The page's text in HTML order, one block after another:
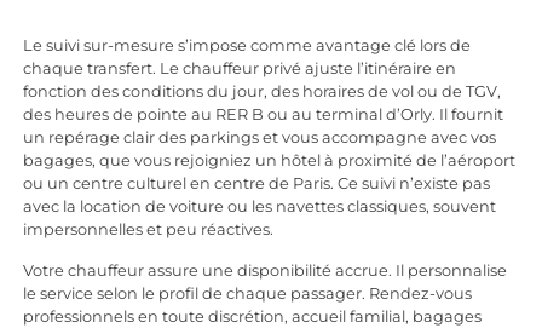
Le suivi sur-mesure s’impose comme avantage clé lors de
chaque transfert. Le chauffeur privé ajuste l’itinéraire en
fonction des conditions du jour, des horaires de vol ou de TGV,
des heures de pointe au RER B ou au terminal d’Orly. Il fournit
un repérage clair des parkings et vous accompagne avec vos
bagages, que vous rejoigniez un hôtel à proximité de l’aéroport
ou un centre culturel en centre de Paris. Ce suivi n’existe pas
avec la location de voiture ou les navettes classiques, souvent
impersonnelles et peu réactives.
Votre chauffeur assure une disponibilité accrue. Il personnalise
le service selon le profil de chaque passager. Rendez-vous
professionnels en toute discrétion, accueil familial, bagages